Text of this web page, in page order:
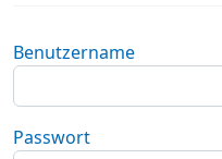
Benutzername
Passwort